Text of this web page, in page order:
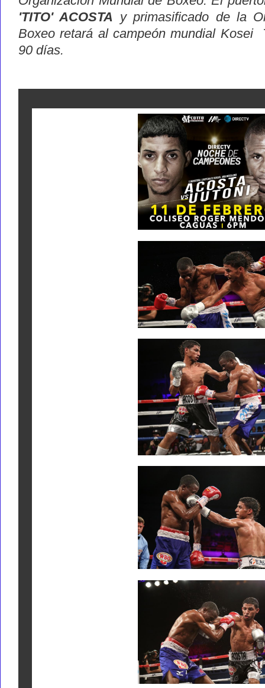
'TITO' ACOSTA y primasificado de la
Boxeo retará al campeón mundial Kosei
90 días.